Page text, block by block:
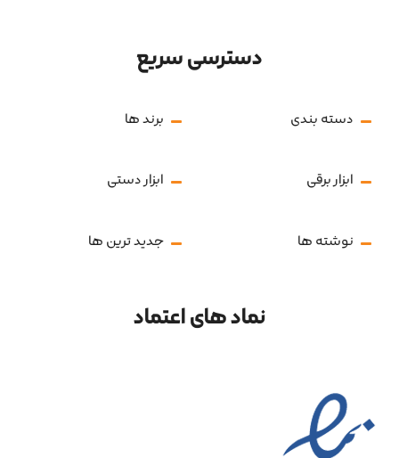
دسترسی سریع
دسته بندی برند ها
ابزار برقی ابزار دستی
نوشته ها جدید ترین ها
نماد های اعتماد